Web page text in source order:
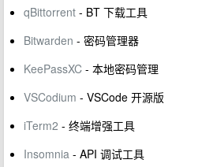
qBittorrent - BT 下载工具
Bitwarden - 密码管理器
KeePassXC - 本地密码管理
VSCodium - VSCode 开源版
iTerm2 - 终端增强工具
Insomnia - API 调试工具